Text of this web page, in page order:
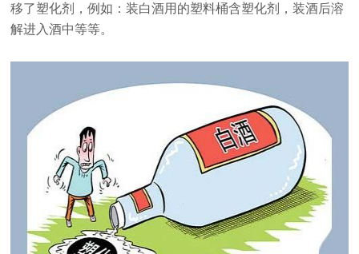
移了塑化剂，例如：装白酒用的塑料桶含塑化剂，装酒后溶
解进入酒中等等。